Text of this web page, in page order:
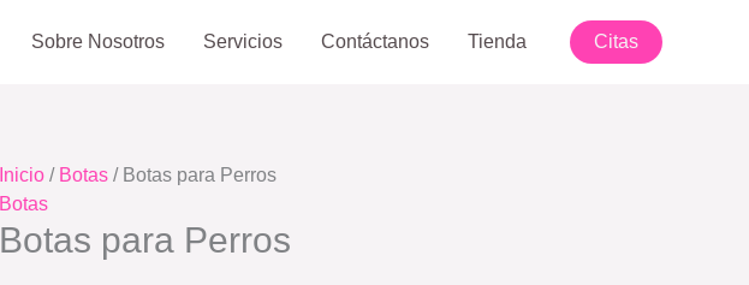
Sobre Nosotros Servicios Contáctanos Tienda Citas
Inicio / Botas / Botas para Perros
Botas
Botas para Perros